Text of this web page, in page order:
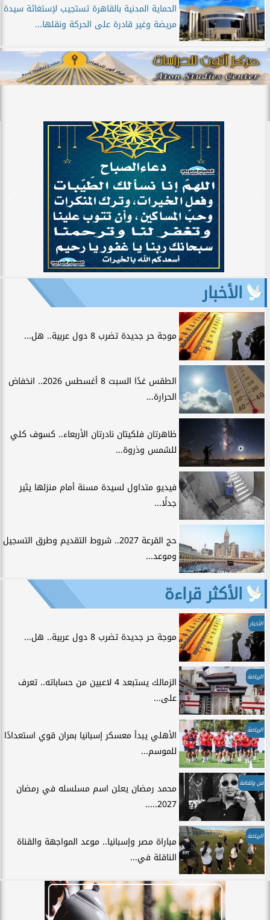
الحماية المدنية بالقاهرة تستجيب لإستغاثة سيدة
مريضة وغير قادرة على الحركة ونقلها...
الأخبار
موجة حر جديدة تضرب 8 دول عربية.. هل...
الطقس غدًا السبت 8 أغسطس 2026.. انخفاض
الحرارة...
ظاهرتان فلكيتان نادرتان الأربعاء.. كسوف كلي
للشمس وذروة...
فيديو متداول لسيدة مسنة أمام منزلها يثير
جدلًا...
حج القرعة 2027.. شروط التقديم وطرق التسجيل
وموعد...
الأكثر قراءة
الأخبار
موجة حر جديدة تضرب 8 دول عربية.. هل...
الرياضة
الزمالك يستبعد 4 لاعبين من حساباته.. تعرف
على...
الرياضة
الأهلي يبدأ معسكر إسبانيا بمران قوي استعدادًا
للموسم...
فن وثقافة
محمد رمضان يعلن اسم مسلسله في رمضان
2027.....
الرياضة
مباراة مصر وإسبانيا.. موعد المواجهة والقناة
الناقلة في...